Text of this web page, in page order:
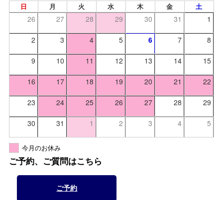
日 月 火 水 木 金 土
26 27 28 29 30 31 1
2 3 4 5 6 7 8
9 10 11 12 13 14 15
16 17 18 19 20 21 22
23 24 25 26 27 28 29
30 31 1 2 3 4 5
今月のお休み
ご予約、ご質問はこちら
ご予約